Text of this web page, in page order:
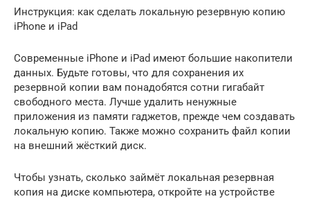
Инструкция: как сделать локальную резервную копию
iPhone и iPad
Современные iPhone и iPad имеют большие накопители
данных. Будьте готовы, что для сохранения их
резервной копии вам понадобятся сотни гигабайт
свободного места. Лучше удалить ненужные
приложения из памяти гаджетов, прежде чем создавать
локальную копию. Также можно сохранить файл копии
на внешний жёсткий диск.
Чтобы узнать, сколько займёт локальная резервная
копия на диске компьютера, откройте на устройстве